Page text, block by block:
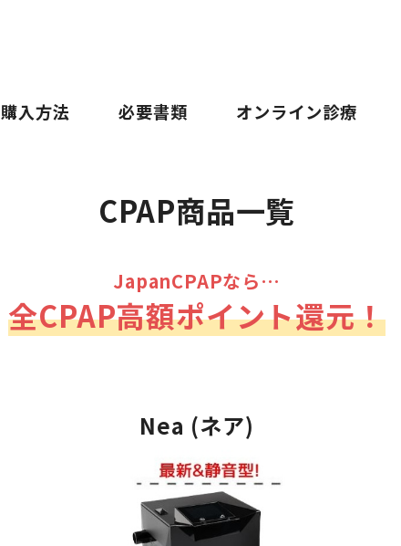
購入方法 必要書類 オンライン診療
CPAP商品一覧
JapanCPAPなら…
全CPAP高額ポイント還元！
Nea (ネア)